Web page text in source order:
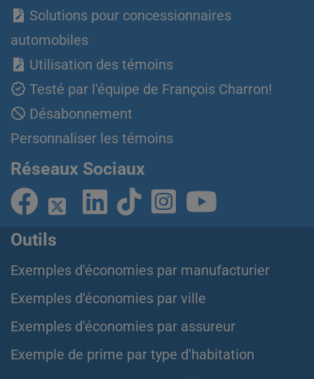
Solutions pour concessionnaires
automobiles
Utilisation des témoins
Testé par l'équipe de François Charron!
Désabonnement
Personnaliser les témoins
Réseaux Sociaux
Outils
Exemples d'économies par manufacturier
Exemples d'économies par ville
Exemples d'économies par assureur
Exemple de prime par type d'habitation